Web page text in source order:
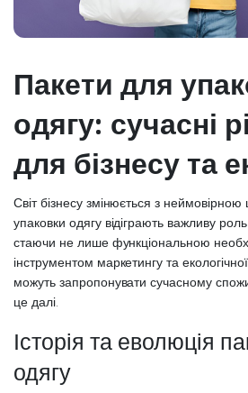
Пакети для
одягу: сучасні
для бізнесу та
Світ бізнесу змінюється з
упаковки одягу відіграють важливу
стаючи не лише функціональною
інструментом маркетингу та
можуть запропонувати сучасному
це далі.
Історія та еволюція
одягу